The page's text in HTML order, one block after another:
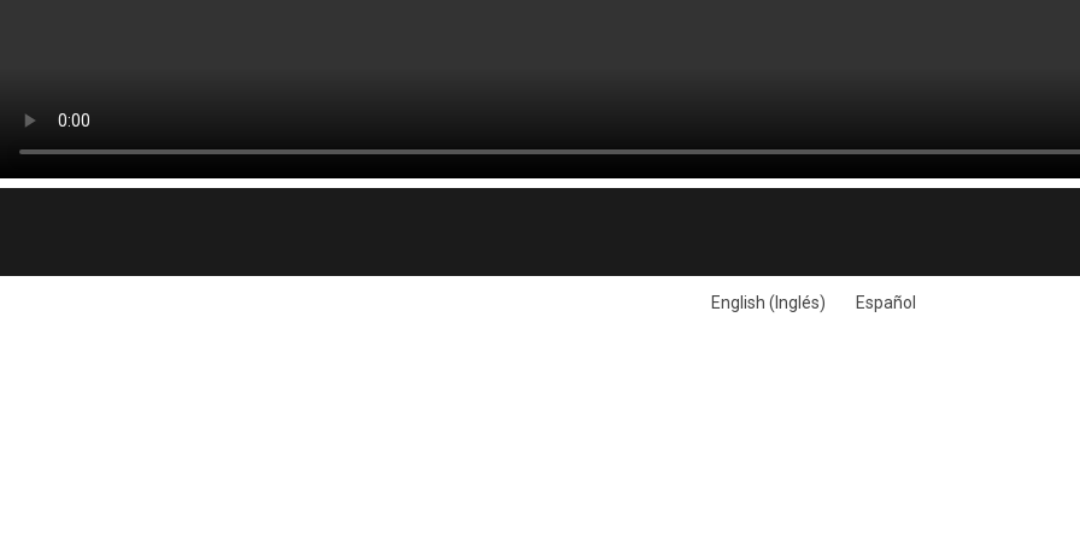
English ( Inglés) Español